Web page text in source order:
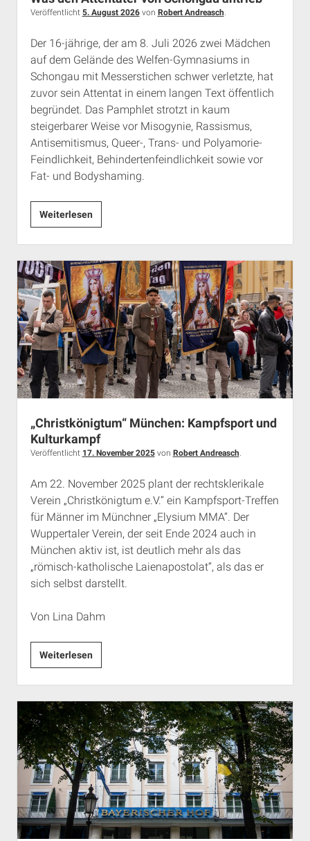
Rechte Termine München
Über a.i.d.a.
Bibliothek
Kontakt & PGP-Key
Veröffentlicht 5. August 2026von Robert Andreasch
Der 16-jährige, der am 8. Juli 2026 zwei Mädchen
auf dem Gelände des Welfen-Gymnasiums in
Schongau mit Messerstichen schwer verletzte, hat
zuvor sein Attentat in einem langen Text öffentlich
begründet. Das Pamphlet strotzt in kaum
steigerbarer Weise vor Misogynie, Rassismus,
Antisemitismus, Queer-, Trans- und Polyamorie-
Feindlichkeit, Behindertenfeindlichkeit sowie vor
Fat- und Bodyshaming.
WeiterlesenWas
den
Attentäter
von
Schongau
antrieb
„Christkönigtum“ München: Kampfsport und
Kulturkampf
Veröffentlicht 17. November 2025von Robert Andreasch.
Am 22. November 2025 plant der rechtsklerikale
Verein „Christkönigtum e.V.“ ein Kampfsport-Treffen
für Männer im Münchner „Elysium MMA“. Der
Wuppertaler Verein, der seit Ende 2024 auch in
München aktiv ist, ist deutlich mehr als das
„römisch-katholische Laienapostolat“, als das er
sich selbst darstellt.
Von Lina Dahm
Weiterlesen„Christkönigtum“
München:
Kampfsport
und
Kulturkampf